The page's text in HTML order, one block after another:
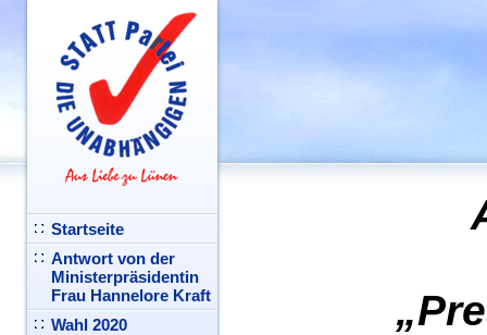
Startseite
Antwort von der
Ministerpräsidentin
Frau Hannelore Kraft
Wahl 2020